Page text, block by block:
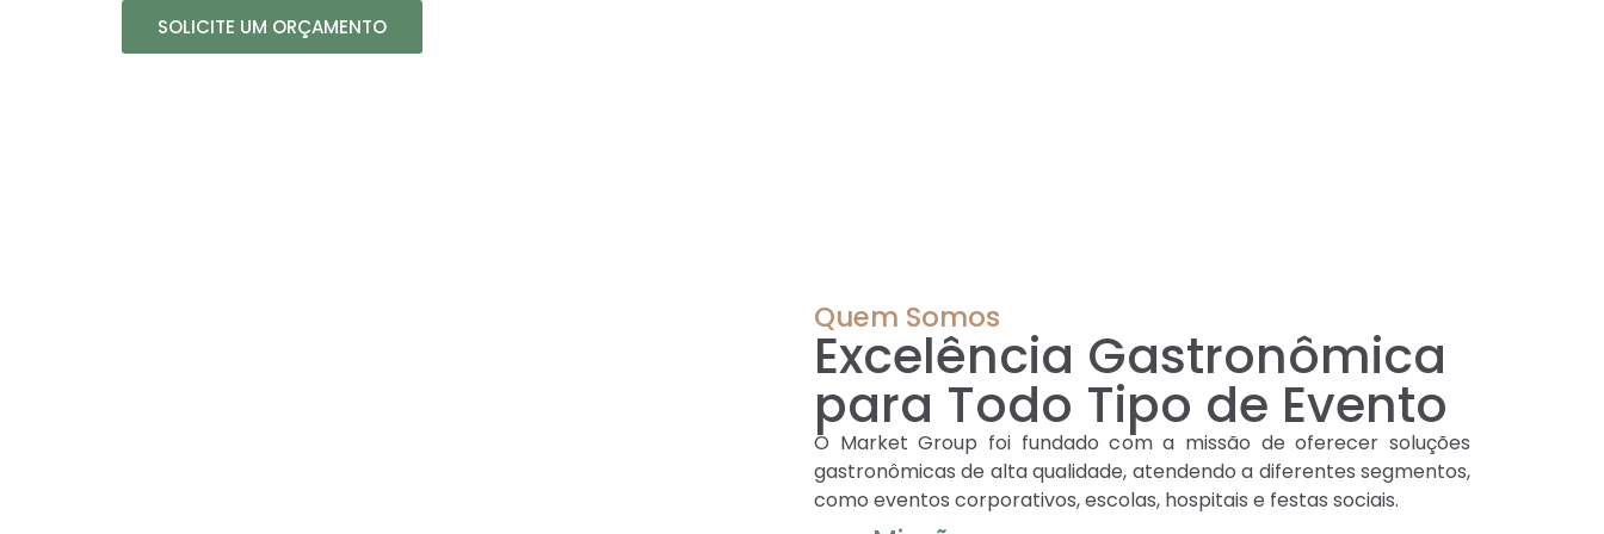
SOLICITE UM ORÇAMENTO
Quem Somos
Excelência Gastronômica
para Todo Tipo de Evento
O Market Group foi fundado com a missão de oferecer soluções
gastronômicas de alta qualidade, atendendo a diferentes segmentos,
como eventos corporativos, escolas, hospitais e festas sociais.